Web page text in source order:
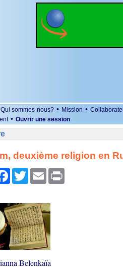
Qui sommes-nous? • Mission •
• Ouvrir une session
deuxième religion en
Facebook
TwitterEmail Print
Belenkaïa